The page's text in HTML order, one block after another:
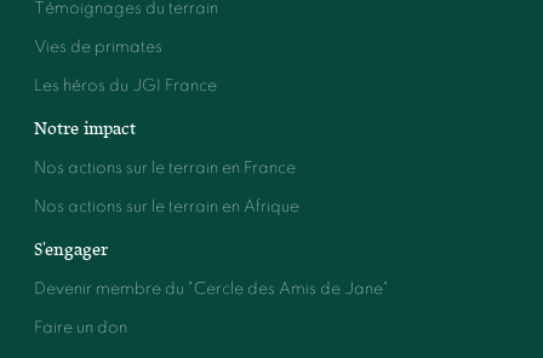
Témoignages du terrain
Vies de primates
Les héros du JGI France
Notre impact
Nos actions sur le terrain en France
Nos actions sur le terrain en Afrique
S'engager
Devenir membre du "Cercle des Amis de Jane"
Faire un don